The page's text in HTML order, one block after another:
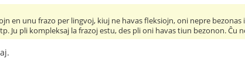
en unu frazo per lingvoj, kiuj ne havas fleksiojn, oni nepre bezonas
Ju pli kompleksaj la frazoj estu, des pli oni havas tiun bezonon. Ĉu